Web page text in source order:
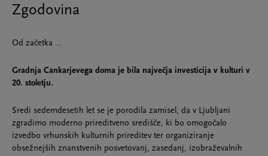
Zgodovina
Od začetka ...
Gradnja Cankarjevega doma je bila največja investicija v kulturi v
20. stoletju.
Sredi sedemdesetih let se je porodila zamisel, da v Ljubljani
zgradimo moderno prireditveno središče, ki bo omogočalo
izvedbo vrhunskih kulturnih prireditev ter organiziranje
obsežnejših znanstvenih posvetovanj, zasedanj, izobraževalnih